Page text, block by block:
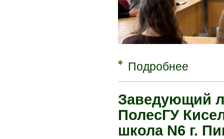
Подробнее
Заведующий
ПолесГУ
школа N6 г.